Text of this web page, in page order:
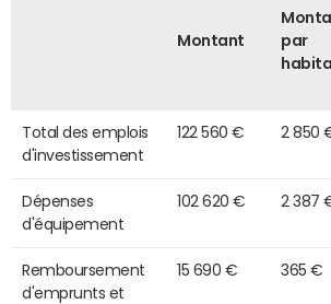
Montant
par
Total des emplois
d'investissement
122 560 € 2 850
Dépenses
d'équipement
102 620 € 2 387
Remboursement
d'emprunts et
15 690 € 365 €